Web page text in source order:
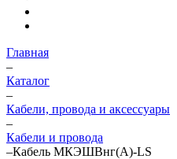
Главная
–
Каталог
–
Кабели, провода и аксессуары
–
Кабели и провода
–Кабель МКЭШВнг(А)-LS